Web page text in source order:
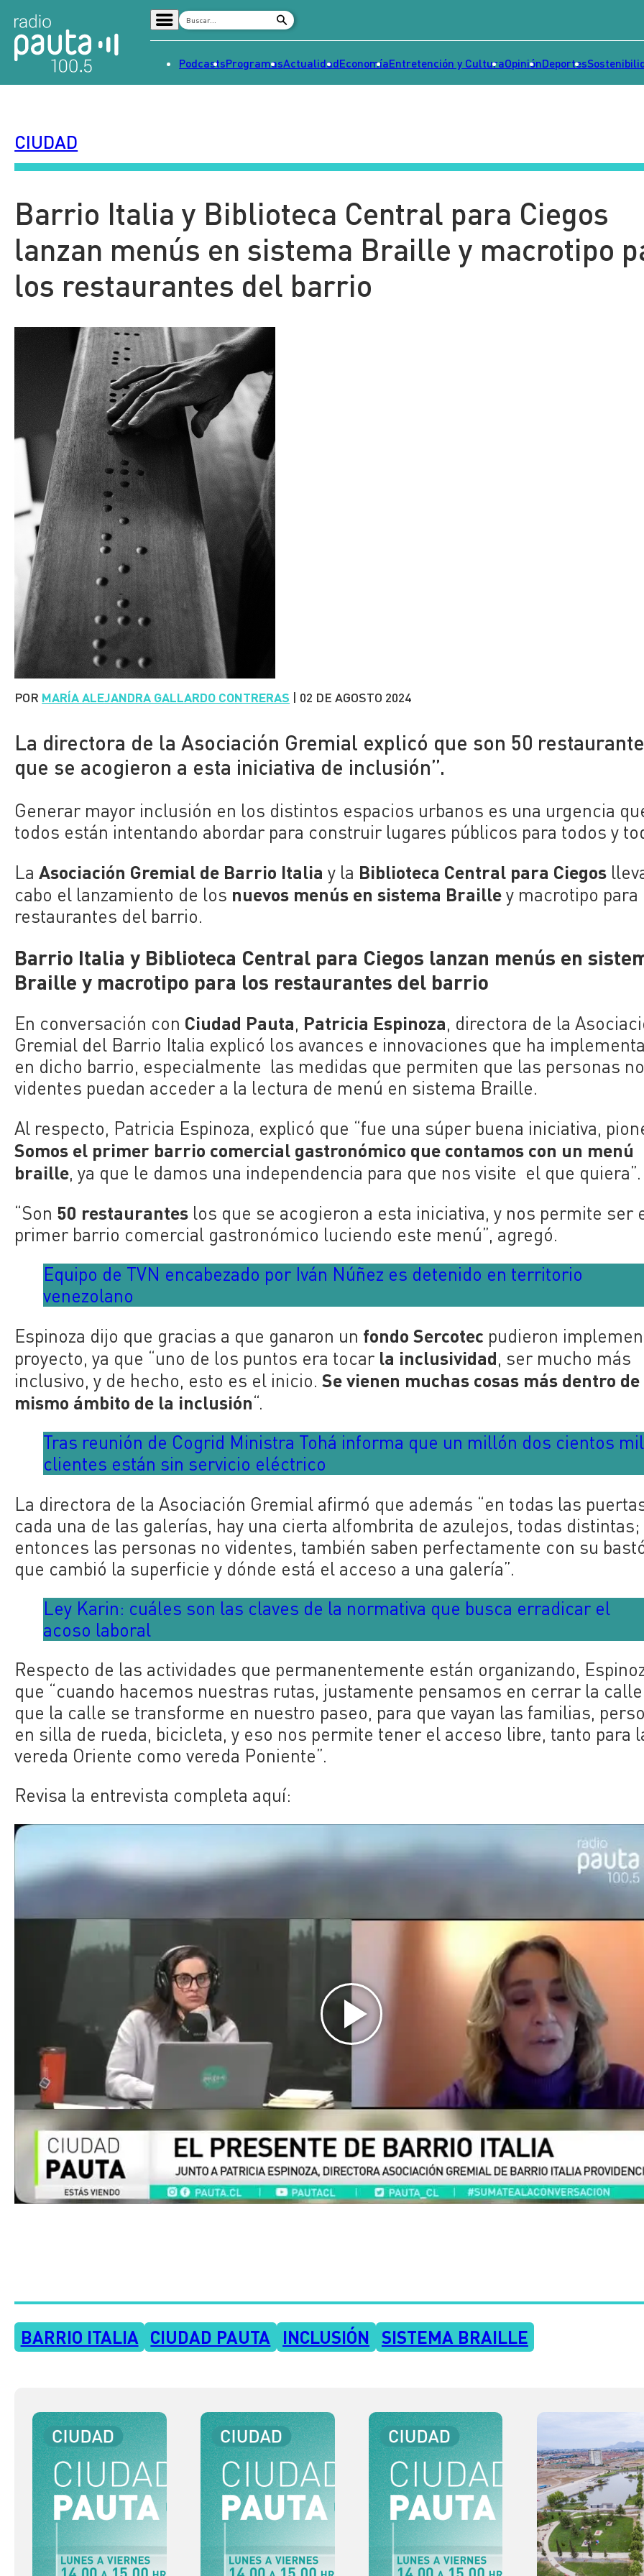
Señal 2
Tendencias
Dato en Pauta
Contenido Patrocinado
PodcastsProgramasActualidadEconomíaEntretención y CulturaOpiniónDeportes
CIUDAD
Barrio Italia y Biblioteca Central para Ciegos
lanzan menús en sistema Braille y macrotipo
los restaurantes del barrio
POR MARÍA ALEJANDRA GALLARDO CONTRERAS | 02 DE AGOSTO 2024
La directora de la Asociación Gremial explicó que son 50
que se acogieron a esta iniciativa de inclusión”.
Generar mayor inclusión en los distintos espacios urbanos es una urgencia
todos están intentando abordar para construir lugares públicos para todos y
LaAsociación Gremial de Barrio Italia y la Biblioteca Central para Ciegos
cabo el lanzamiento de los nuevos menús en sistema Brailley macrotipo para
restaurantes del barrio.
Barrio Italia y Biblioteca Central para Ciegos lanzan menús en
Braille y macrotipo para los restaurantes del barrio
En conversación con Ciudad Pauta, Patricia Espinoza, directora de la
Gremial del Barrio Italia explicó los avances e innovaciones que ha
en dicho barrio, especialmente las medidas que permiten que las personas no
videntes puedan acceder a la lectura de menú en sistema Braille.
Al respecto, Patricia Espinoza, explicó que “fue una súper buena iniciativa,
Somos el primer barrio comercial gastronómico que contamos con un menú
braille, ya que le damos una independencia para que nos visite el que quiera”.
“Son 50 restaurantes los que se acogieron a esta iniciativa, y nos permite ser
primer barrio comercial gastronómico luciendo este menú”, agregó.
Equipo de TVN encabezado por Iván Núñez es detenido en territorio
venezolano
Espinoza dijo que gracias a que ganaron un fondo Sercotec pudieron
proyecto, ya que “uno de los puntos era tocar la inclusividad, ser mucho más
inclusivo, y de hecho, esto es el inicio.Se vienen muchas cosas más dentro de
mismo ámbito de la inclusión“.
Tras reunión de Cogrid Ministra Tohá informa que un millón dos cientos mil
clientes están sin servicio eléctrico
La directora de la Asociación Gremial afirmó que además “en todas las
cada una de las galerías, hay una cierta alfombrita de azulejos, todas distintas;
entonces las personas no videntes, también saben perfectamente con su
que cambió la superficie y dónde está el acceso a una galería”.
Ley Karin: cuáles son las claves de la normativa que busca erradicar el
acoso laboral
Respecto de las actividades que permanentemente están organizando,
que “cuando hacemos nuestras rutas, justamente pensamos en cerrar la
que la calle se transforme en nuestro paseo, para que vayan las familias,
en silla de rueda, bicicleta, y eso nos permite tener el acceso libre, tanto para
vereda Oriente como vereda Poniente”.
Revisa la entrevista completa aquí:
BARRIO ITALIA CIUDAD PAUTA INCLUSIÓN SISTEMA BRAILLE